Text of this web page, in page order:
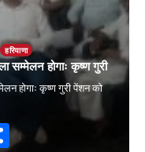
हरियाणा
सम्मेलन होगाः कृष्ण गुरी
होगाः कृष्ण गुरी पेंशन को
Share